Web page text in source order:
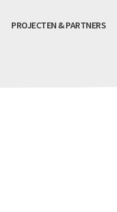
PROJECTEN & PARTNERS